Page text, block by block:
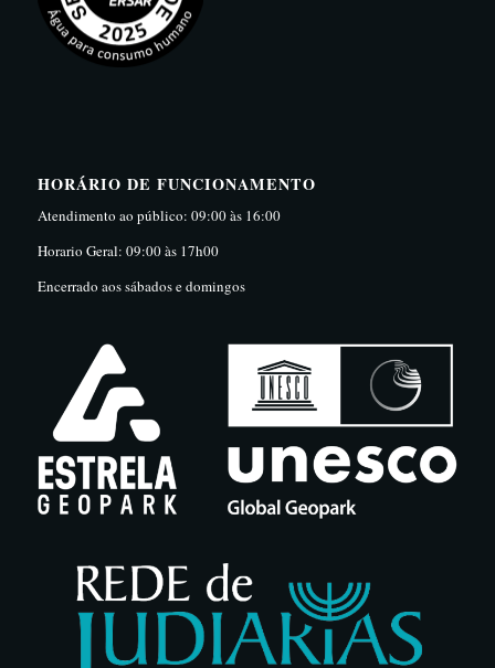
HORÁRIO DE FUNCIONAMENTO
Atendimento ao público: 09:00 às 16:00
Horario Geral: 09:00 às 17h00
Encerrado aos sábados e domingos